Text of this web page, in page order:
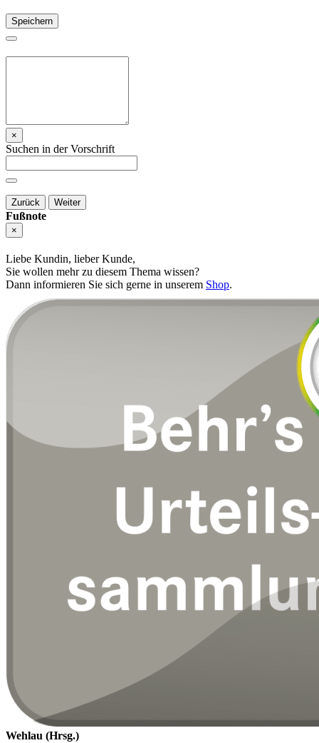
Speichern
×
Suchen in der Vorschrift
Zurück Weiter
Fußnote
×
Liebe Kundin, lieber Kunde,
Sie wollen mehr zu diesem Thema wissen?
Dann informieren Sie sich gerne in unserem Shop.
Wehlau (Hrsg.)